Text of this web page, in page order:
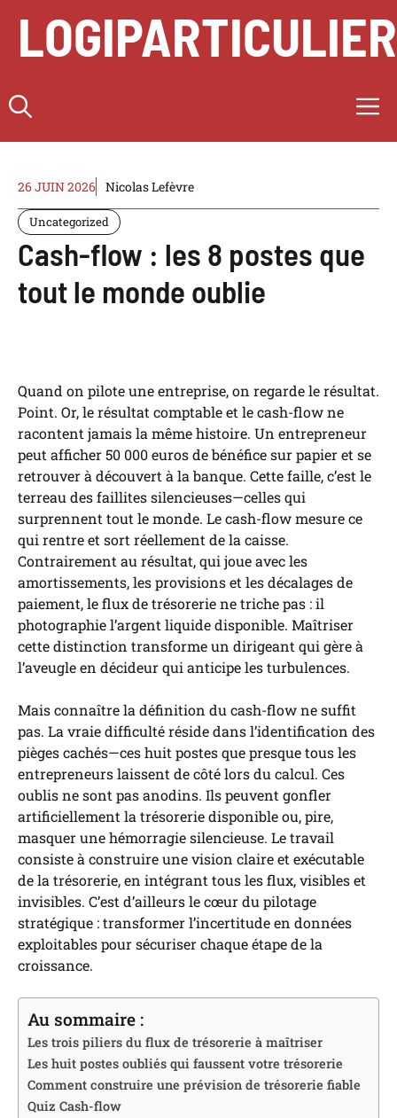
contenu
26 JUIN 2026 Nicolas Lefèvre
Uncategorized
Cash-flow : les 8 postes que
tout le monde oublie
Quand on pilote une entreprise, on regarde le résultat.
Point. Or, le résultat comptable et le cash-flow ne
racontent jamais la même histoire. Un entrepreneur
peut afficher 50 000 euros de bénéfice sur papier et se
retrouver à découvert à la banque. Cette faille, c’est le
terreau des faillites silencieuses—celles qui
surprennent tout le monde. Le cash-flow mesure ce
qui rentre et sort réellement de la caisse.
Contrairement au résultat, qui joue avec les
amortissements, les provisions et les décalages de
paiement, le flux de trésorerie ne triche pas : il
photographie l’argent liquide disponible. Maîtriser
cette distinction transforme un dirigeant qui gère à
l’aveugle en décideur qui anticipe les turbulences.
Mais connaître la définition du cash-flow ne suffit
pas. La vraie difficulté réside dans l’identification des
pièges cachés—ces huit postes que presque tous les
entrepreneurs laissent de côté lors du calcul. Ces
oublis ne sont pas anodins. Ils peuvent gonfler
artificiellement la trésorerie disponible ou, pire,
masquer une hémorragie silencieuse. Le travail
consiste à construire une vision claire et exécutable
de la trésorerie, en intégrant tous les flux, visibles et
invisibles. C’est d’ailleurs le cœur du pilotage
stratégique : transformer l’incertitude en données
exploitables pour sécuriser chaque étape de la
croissance.
Au sommaire :
Les trois piliers du flux de trésorerie à maîtriser
Les huit postes oubliés qui faussent votre trésorerie
Comment construire une prévision de trésorerie fiable
Quiz Cash-flow